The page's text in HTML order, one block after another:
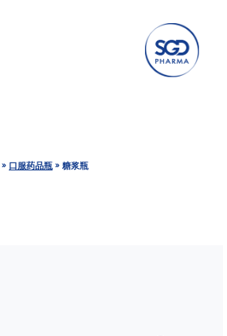
» 口服药品瓶 » 糖浆瓶